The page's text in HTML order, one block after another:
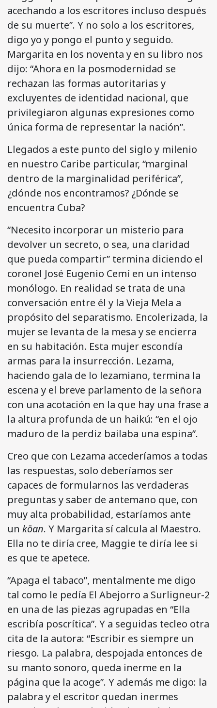
acechando a los escritores incluso después
de su muerte”. Y no solo a los escritores,
digo yo y pongo el punto y seguido.
Margarita en los noventa y en su libro nos
dijo: “Ahora en la posmodernidad se
rechazan las formas autoritarias y
excluyentes de identidad nacional, que
privilegiaron algunas expresiones como
única forma de representar la nación”.
Llegados a este punto del siglo y milenio
en nuestro Caribe particular, “marginal
dentro de la marginalidad periférica”,
¿dónde nos encontramos? ¿Dónde se
encuentra Cuba?
“Necesito incorporar un misterio para
devolver un secreto, o sea, una claridad
que pueda compartir” termina diciendo el
coronel José Eugenio Cemí en un intenso
monólogo. En realidad se trata de una
conversación entre él y la Vieja Mela a
propósito del separatismo. Encolerizada, la
mujer se levanta de la mesa y se encierra
en su habitación. Esta mujer escondía
armas para la insurrección. Lezama,
haciendo gala de lo lezamiano, termina la
escena y el breve parlamento de la señora
con una acotación en la que hay una frase a
la altura profunda de un haikú: “en el ojo
maduro de la perdiz bailaba una espina”.
Creo que con Lezama accederíamos a todas
las respuestas, solo deberíamos ser
capaces de formularnos las verdaderas
preguntas y saber de antemano que, con
muy alta probabilidad, estaríamos ante
un kōan. Y Margarita sí calcula al Maestro.
Ella no te diría cree, Maggie te diría lee si
es que te apetece.
“Apaga el tabaco”, mentalmente me digo
tal como le pedía El Abejorro a Surligneur-2
en una de las piezas agrupadas en “Ella
escribía poscrítica”. Y a seguidas tecleo otra
cita de la autora: “Escribir es siempre un
riesgo. La palabra, despojada entonces de
su manto sonoro, queda inerme en la
página que la acoge”. Y además me digo: la
palabra y el escritor quedan inermes